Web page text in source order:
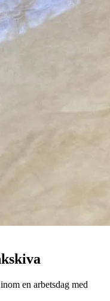
en arbetsdag med